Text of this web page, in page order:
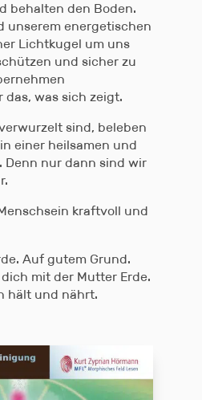
behalten den Boden.
unserem energetischen
Lichtkugel um uns
und sicher zu
was sich zeigt.
sind, beleben
einer heilsamen und
Denn nur dann sind wir
kraftvoll und
Auf gutem Grund.
mit der Mutter Erde.
hält und nährt.